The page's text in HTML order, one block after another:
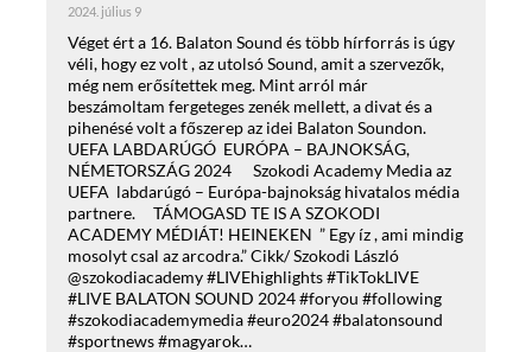
2024. július 9
Véget ért a 16. Balaton Sound és több hírforrás is úgy
véli, hogy ez volt , az utolsó Sound, amit a szervezők,
még nem erősítettek meg. Mint arról már
beszámoltam fergeteges zenék mellett, a divat és a
pihenésé volt a főszerep az idei Balaton Soundon.
UEFA LABDARÚGÓ EURÓPA – BAJNOKSÁG,
NÉMETORSZÁG 2024 Szokodi Academy Media az
UEFA labdarúgó – Európa-bajnokság hivatalos média
partnere. TÁMOGASD TE IS A SZOKODI
ACADEMY MÉDIÁT! HEINEKEN ” Egy íz , ami mindig
mosolyt csal az arcodra.” Cikk/ Szokodi László
@szokodiacademy #LIVEhighlights #TikTokLIVE
#LIVE BALATON SOUND 2024 #foryou #following
#szokodiacademymedia #euro2024 #balatonsound
#sportnews #magyarok…